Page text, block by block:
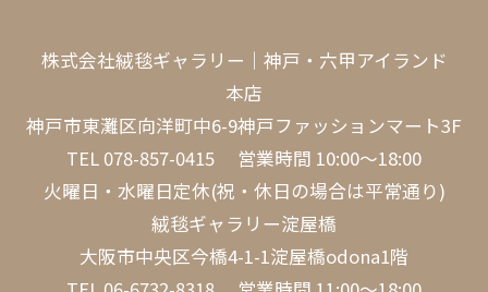
株式会社絨毯ギャラリー｜神戸・六甲アイランド
本店
神戸市東灘区向洋町中6-9神戸ファッションマート3F
TEL 078-857-0415 営業時間 10:00～18:00
火曜日・水曜日定休(祝・休日の場合は平常通り)
絨毯ギャラリー淀屋橋
大阪市中央区今橋4-1-1淀屋橋odona1階